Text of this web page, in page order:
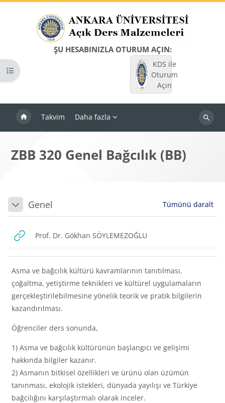
ŞU HESABINIZLA OTURUM AÇIN:
KDS ile
Oturum
Açın
Takvim Daha fazla
Dersleri
Kurs dizinini aç
ZBB 320 Genel Bağcılık (BB)
Bloklar
Bölüm anahatları
DaraltGenel Tümünü daralt
Prof. Dr. Gökhan SÖYLEMEZOĞLU
Asma ve bağcılık kültürü kavramlarının tanıtılması,
çoğaltma, yetiştirme teknikleri ve kültürel uygulamaların
gerçekleştirilebilmesine yönelik teorik ve pratik bilgilerin
kazandırılması.
Öğrenciler ders sonunda,
1) Asma ve bağcılık kültürünün başlangıcı ve gelişimi
hakkında bilgiler kazanır.
2) Asmanın bitkisel özellikleri ve ürünü olan üzümün
tanınması, ekolojik istekleri, dünyada yayılışı ve Türkiye
bağcılığını karşılaştırmalı olarak inceler.